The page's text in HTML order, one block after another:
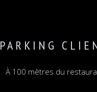
PARKING
À 100 mètres du